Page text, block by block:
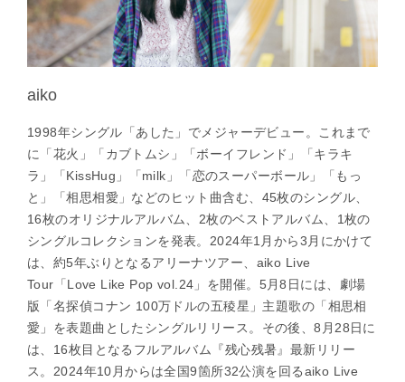
aiko
1998年シングル「あした」でメジャーデビュー。これまで
に「花火」「カブトムシ」「ボーイフレンド」「キラキ
ラ」「KissHug」「milk」「恋のスーパーボール」「もっ
と」「相思相愛」などのヒット曲含む、45枚のシングル、
16枚のオリジナルアルバム、2枚のベストアルバム、1枚の
シングルコレクションを発表。2024年1月から3月にかけて
は、約5年ぶりとなるアリーナツアー、aiko Live
Tour「Love Like Pop vol.24」を開催。5月8日には、劇場
版「名探偵コナン 100万ドルの五稜星」主題歌の「相思相
愛」を表題曲としたシングルリリース。その後、8月28日に
は、16枚目となるフルアルバム『残心残暑』最新リリー
ス。2024年10月からは全国9箇所32公演を回るaiko Live